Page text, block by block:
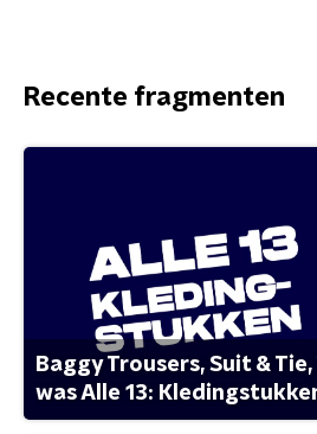
Recente fragmenten
Baggy Trousers, Suit &
was Alle 13: